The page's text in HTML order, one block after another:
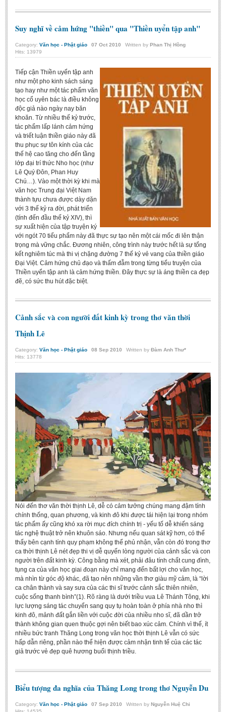
Culture - History - Philosophy
Education
BA, MA, PhD. Theses
Studies on Vietnamese and Korean Literature and Films
Modernization process in Japanese literature and in the literatures of
East-Asian region
Studies on Sinology & Nom
Vietnamese and Japanese Literature Viewed from an East Asian
Perspective
To Build a Standard Orthography in Schools and the Media
80 Years of New Poetry and the Self-Reliant Literary Group
ALUMNI
Alumni Association
Scholarship Fund
STUDENT ACTIVITIES
Literature Club
Calligraphy Club
Suy nghĩ về cảm hứng "thiền" qua "Thiền uyển tập anh"
Category: Văn học - Phật giáo 07 Oct 2010 Written by Phan Thị Hồng
Hits: 13979
Tiếp cận Thiền uyển tập anh
như một pho kinh sách sáng
tạo hay như một tác phẩm văn
học cổ uyên bác là điều không
độc giả nào ngày nay băn
khoăn. Từ nhiều thế kỷ trước,
tác phẩm lấp lánh cảm hứng
và triết luận thiền giáo này đã
thu phục sự tôn kính của các
thế hệ cao tăng cho đến tầng
lớp đại trí thức Nho học (như
Lê Quý Đôn, Phan Huy
Chú…). Vào một thời kỳ khi mà
văn học Trung đại Việt Nam
thành tựu chưa được dày dặn
với 3 thế kỷ ra đời, phát triển
(tính đến đầu thế kỷ XIV), thì
sự xuất hiện của tập truyện ký
với ngót 70 tiểu phẩm này đã thực sự tạo nên một cái mốc đi lên thận
trọng mà vững chắc. Đương nhiên, công trình này trước hết là sự tổng
kết nghiêm túc mà thi vị chặng đường 7 thế kỷ vẻ vang của thiền giáo
Đại Việt. Cảm hứng chủ đạo và thấm đẫm trong từng tiểu truyện của
Thiền uyển tập anh là cảm hứng thiền. Đây thực sự là áng thiền ca đẹp
đẽ, có sức thu hút đặc biệt.
Cảnh sắc và con người đất kinh kỳ trong thơ văn thời
Thịnh Lê
Category: Văn học - Phật giáo 08 Sep 2010 Written by Đàm Anh Thư*
Hits: 13778
Nói đến thơ văn thời thịnh Lê, dễ có cảm tưởng chúng mang đậm tính
chính thống, quan phương, và kinh đô khi được tái hiện lại trong nhóm
tác phẩm ấy cũng khó xa rời mục đích chính trị - yếu tố dễ khiến sáng
tác nghệ thuật trở nên khuôn sáo. Nhưng nếu quan sát kỹ hơn, có thể
thấy bên cạnh tính quy phạm không thể phủ nhận, vẫn còn đó trong thơ
ca thời thịnh Lê nét đẹp thi vị dễ quyến lòng người của cảnh sắc và con
người trên đất kinh kỳ. Công bằng mà xét, phải đâu tính chất cung đình,
tụng ca của văn học giai đoạn này chỉ mang đến bất lợi cho văn học,
mà nhìn từ góc độ khác, đã tạo nên những vần thơ giàu mỹ cảm, là “lời
ca chân thành và say sưa của các thi sĩ trước cảnh sắc thiên nhiên,
cuộc sống thanh bình”(1). Rõ ràng là dưới triều vua Lê Thánh Tông, khi
lực lượng sáng tác chuyển sang quy tụ hoàn toàn ở phía nhà nho thì
kinh đô, mảnh đất gắn liền với cuộc đời của nhiều nho sĩ, đã dần trở
thành không gian quen thuộc gợi nên biết bao xúc cảm. Chính vì thế, ít
nhiều bức tranh Thăng Long trong văn học thời thịnh Lê vẫn có sức
hấp dẫn riêng, phần nào thể hiện được cảm nhận tinh tế của các tác
giả trước vẻ đẹp quê hương buổi thịnh triều.
Biểu tượng đa nghĩa của Thăng Long trong thơ Nguyễn Du
Category: Văn học - Phật giáo 07 Sep 2010 Written by Nguyễn Huệ Chi